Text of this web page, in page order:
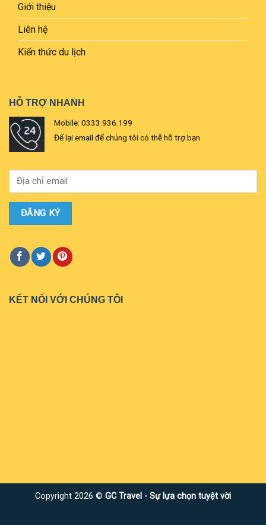
Giới thiệu
Liên hệ
Kiến thức du lịch
HỖ TRỢ NHANH
Mobile: 0333.936.199
Để lại email để chúng tôi có thễ hỗ trợ bạn
KẾT NỐI VỚI CHÚNG TÔI
Copyright 2026 © GC Travel - Sự lựa chọn tuyệt vời